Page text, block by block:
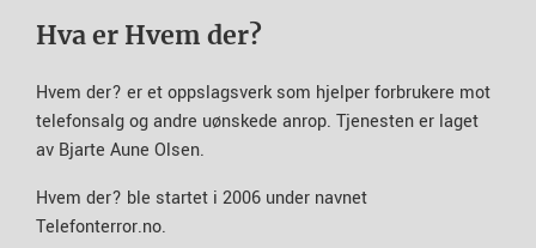
Hva er Hvem der?
Hvem der? er et oppslagsverk som hjelper forbrukere mot
telefonsalg og andre uønskede anrop. Tjenesten er laget
av Bjarte Aune Olsen.
Hvem der? ble startet i 2006 under navnet
Telefonterror.no.